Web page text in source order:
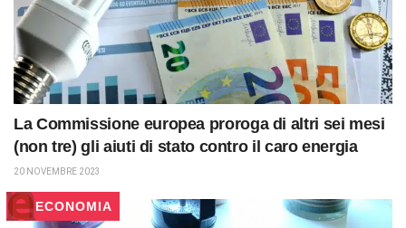
La Commissione europea proroga di altri sei mesi
(non tre) gli aiuti di stato contro il caro energia
20 NOVEMBRE 2023
ECONOMIA